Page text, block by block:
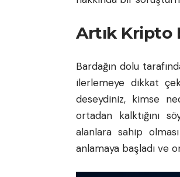
Artık Kripto
Bardağın dolu
ilerlemeye dikkat
deseydiniz, kimse
ortadan kalktığını
alanlara sahip
anlamaya başladı ve